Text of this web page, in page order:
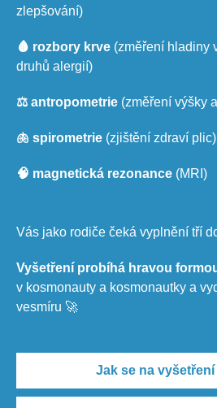
zlepšování)
🩸 rozbory krve (změření hladiny
druhů alergií)
⚖️ antropometrie (změření výšky
🫁 spirometrie (zjištění zdraví plic)
🧠 magnetická rezonance (MRI)
Vás jako rodiče čeká vyplnění tří
Vyšetření probíhá hravou
v kosmonauty a kosmonautky a
vesmíru 🚀
Jak se na